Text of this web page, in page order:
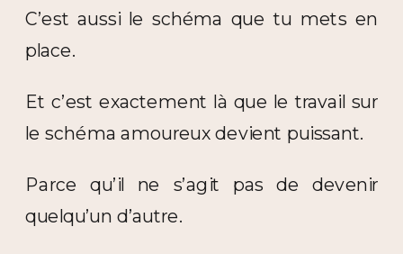
C’est aussi le schéma que tu mets en
place.
Et c’est exactement là que le travail sur
le schéma amoureux devient puissant.
Parce qu’il ne s’agit pas de devenir
quelqu’un d’autre.